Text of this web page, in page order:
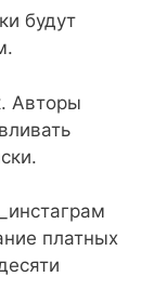
будут
Авторы